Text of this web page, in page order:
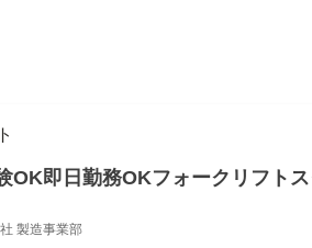
OK即日勤務OKフォークリフト
製造事業部